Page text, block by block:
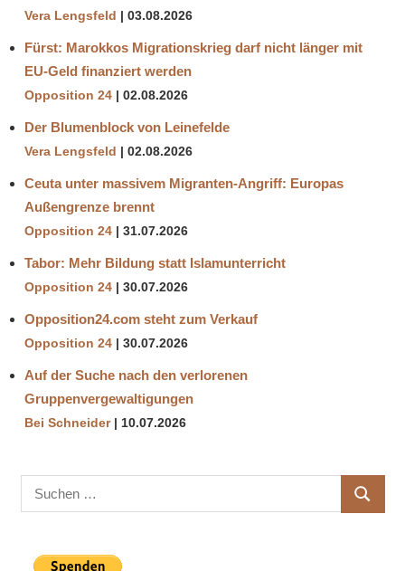
Vera Lengsfeld 03.08.2026
Fürst: Marokkos Migrationskrieg darf nicht länger mit
EU-Geld finanziert werden
Opposition 24 02.08.2026
Der Blumenblock von Leinefelde
Vera Lengsfeld 02.08.2026
Ceuta unter massivem Migranten-Angriff: Europas
Außengrenze brennt
Opposition 24 31.07.2026
Tabor: Mehr Bildung statt Islamunterricht
Opposition 24 30.07.2026
Opposition24.com steht zum Verkauf
Opposition 24 30.07.2026
Auf der Suche nach den verlorenen
Gruppenvergewaltigungen
Bei Schneider 10.07.2026
Suchen
nach:
SUCHEN